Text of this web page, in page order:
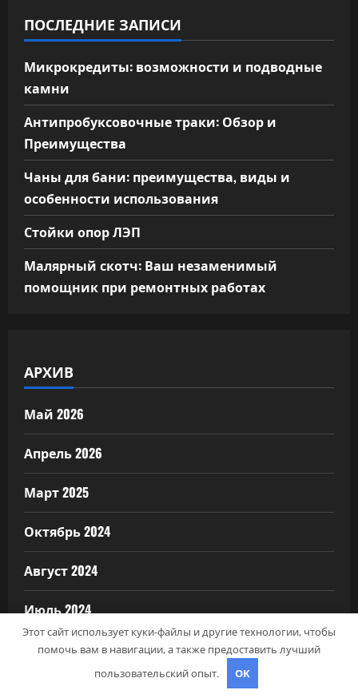
ПОСЛЕДНИЕ ЗАПИСИ
Микрокредиты: возможности и подводные
камни
Антипробуксовочные траки: Обзор и
Преимущества
Чаны для бани: преимущества, виды и
особенности использования
Стойки опор ЛЭП
Малярный скотч: Ваш незаменимый
помощник при ремонтных работах
АРХИВ
Май 2026
Апрель 2026
Март 2025
Октябрь 2024
Август 2024
Июль 2024
Июнь 2024
Этот сайт использует куки-файлы и другие технологии, чтобы
помочь вам в навигации, а также предоставить лучший
пользовательский опыт.
OK